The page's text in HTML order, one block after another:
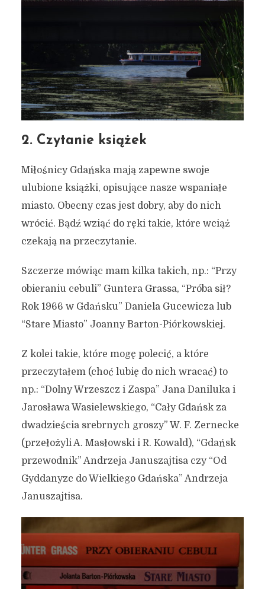
2. Czytanie książek
Miłośnicy Gdańska mają zapewne swoje
ulubione książki, opisujące nasze wspaniałe
miasto. Obecny czas jest dobry, aby do nich
wrócić. Bądź wziąć do ręki takie, które wciąż
czekają na przeczytanie.
Szczerze mówiąc mam kilka takich, np.: “Przy
obieraniu cebuli” Guntera Grassa, “Próba sił?
Rok 1966 w Gdańsku” Daniela Gucewicza lub
“Stare Miasto” Joanny Barton-Piórkowskiej.
Z kolei takie, które mogę polecić, a które
przeczytałem (choć lubię do nich wracać) to
np.: “Dolny Wrzeszcz i Zaspa” Jana Daniluka i
Jarosława Wasielewskiego, “Cały Gdańsk za
dwadzieścia srebrnych groszy” W. F. Zernecke
(przełożyli A. Masłowski i R. Kowald), “Gdańsk
przewodnik” Andrzeja Januszajtisa czy “Od
Gyddanyzc do Wielkiego Gdańska” Andrzeja
Januszajtisa.